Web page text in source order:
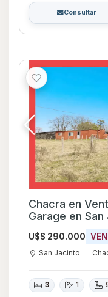
Consultar
Chacra en
Garage en
U$S 290.000
San Jacinto
3 1